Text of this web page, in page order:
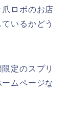
ロボのお店
いるかどう
定のスプリ
ムページな